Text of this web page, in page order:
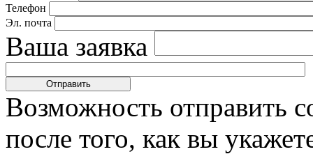
Телефон
Эл. почта
Ваша заявка
Возможность отправить
после того, как вы